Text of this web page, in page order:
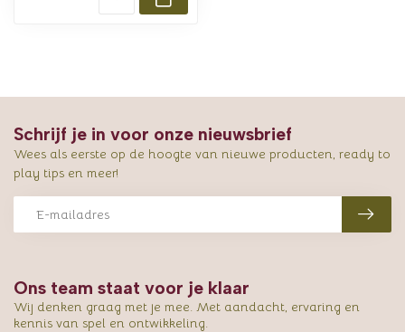
Ons team staat voor je klaar
Wij denken graag met je mee. Met aandacht, ervaring en
kennis van spel en ontwikkeling.
Schrijf je in voor onze nieuwsbrief
Wees als eerste op de hoogte van nieuwe producten, ready to
play tips en meer!